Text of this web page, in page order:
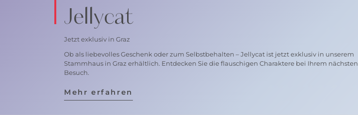
Jellycat
Jetzt exklusiv in Graz
Ob als liebevolles Geschenk oder zum Selbstbehalten – Jellycat ist jetzt exklusiv in unserem
Stammhaus in Graz erhältlich. Entdecken Sie die flauschigen Charaktere bei Ihrem nächsten
Besuch.
Mehr erfahren